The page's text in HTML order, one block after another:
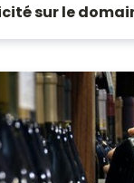
sur le